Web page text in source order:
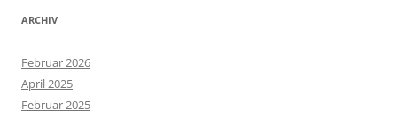
ARCHIV
Februar 2026
April 2025
Februar 2025